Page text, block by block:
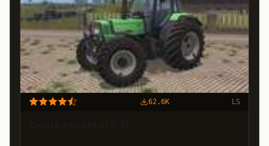
62.6K LS